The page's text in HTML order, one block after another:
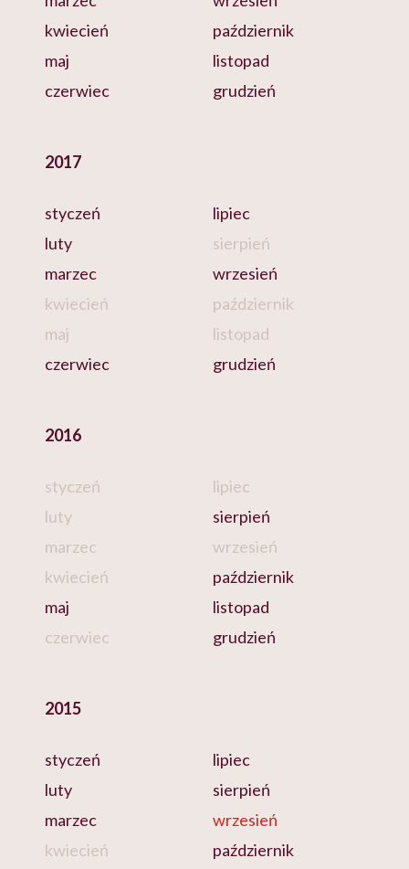
kwiecień
maj
czerwiec
październik
listopad
grudzień
2017
styczeń
luty
marzec
kwiecień
maj
czerwiec
lipiec
sierpień
wrzesień
październik
listopad
grudzień
2016
styczeń
luty
marzec
kwiecień
maj
czerwiec
lipiec
sierpień
wrzesień
październik
listopad
grudzień
2015
styczeń
luty
marzec
kwiecień
lipiec
sierpień
wrzesień
październik